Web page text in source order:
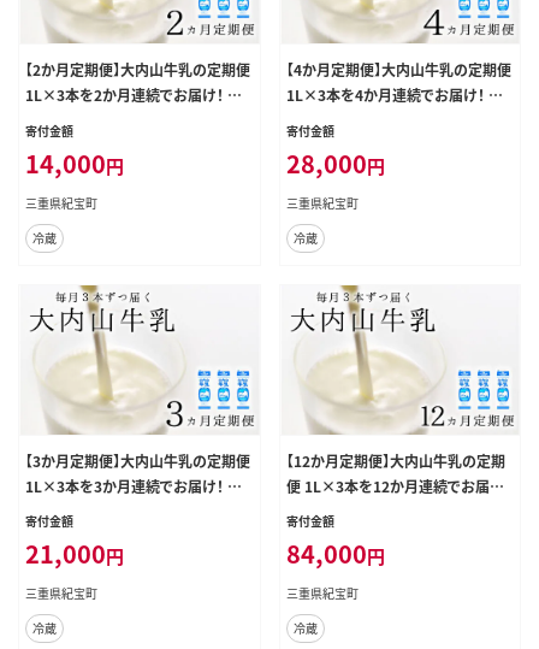
【2か月定期便】大内山牛乳の定期便
1L×3本を2か月連続でお届け！ 牛
乳 ミルク 成分無調整牛乳 定期便【t
kb401】
寄付金額
14,000円
三重県紀宝町
冷蔵
【4か月定期便】大内山牛乳の定期便
1L×3本を4か月連続でお届け！ 牛
乳 ミルク 成分無調整牛乳 定期便【t
kb403】
寄付金額
28,000円
三重県紀宝町
冷蔵
【3か月定期便】大内山牛乳の定期便
1L×3本を3か月連続でお届け！ 牛
乳 ミルク 成分無調整牛乳 定期便【t
寄付金額
21,000円
三重県紀宝町
冷蔵
【12か月定期便】大内山牛乳の定期
便 1L×3本を12か月連続でお届け！
牛乳 ミルク 成分無調整牛乳 定期便
寄付金額
84,000円
三重県紀宝町
冷蔵